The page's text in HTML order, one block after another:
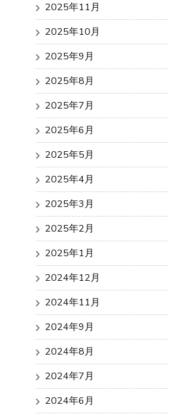
2025年11月
2025年10月
2025年9月
2025年8月
2025年7月
2025年6月
2025年5月
2025年4月
2025年3月
2025年2月
2025年1月
2024年12月
2024年11月
2024年9月
2024年8月
2024年7月
2024年6月